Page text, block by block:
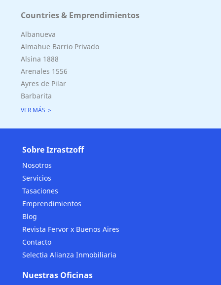
Countries & Emprendimientos
Albanueva
Almahue Barrio Privado
Alsina 1888
Arenales 1556
Ayres de Pilar
Barbarita
VER MÁS
Sobre Izrastzoff
Nosotros
Servicios
Tasaciones
Emprendimientos
Blog
Revista Fervor x Buenos Aires
Contacto
Selectia Alianza Inmobiliaria
Nuestras Oficinas